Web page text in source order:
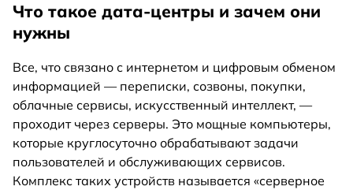
Что такое дата-центры и зачем они
нужны
Все, что связано с интернетом и цифровым обменом
информацией — переписки, созвоны, покупки,
облачные сервисы, искусственный интеллект, —
проходит через серверы. Это мощные компьютеры,
которые круглосуточно обрабатывают задачи
пользователей и обслуживающих сервисов.
Комплекс таких устройств называется «серверное